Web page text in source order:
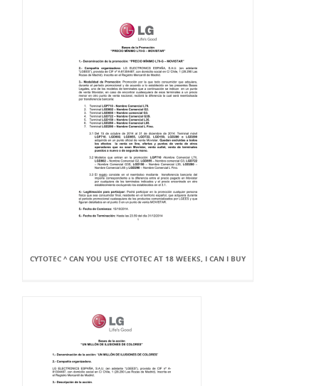
CYTOTEC ^ CAN YOU USE CYTOTEC AT 18 WEEKS, I CAN I BUY